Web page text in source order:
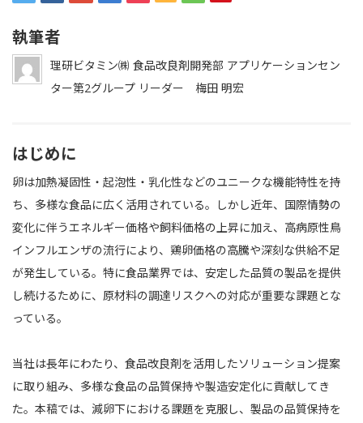
執筆者
理研ビタミン㈱ 食品改良剤開発部 アプリケーションセン
ター第2グループ リーダー 梅田 明宏
はじめに
卵は加熱凝固性・起泡性・乳化性などのユニークな機能特性を持
ち、多様な食品に広く活用されている。しかし近年、国際情勢の
変化に伴うエネルギー価格や飼料価格の上昇に加え、高病原性鳥
インフルエンザの流行により、鶏卵価格の高騰や深刻な供給不足
が発生している。特に食品業界では、安定した品質の製品を提供
し続けるために、原材料の調達リスクへの対応が重要な課題とな
っている。
当社は長年にわたり、食品改良剤を活用したソリューション提案
に取り組み、多様な食品の品質保持や製造安定化に貢献してき
た。本稿では、減卵下における課題を克服し、製品の品質保持を